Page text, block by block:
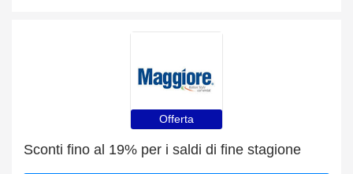
Offerta
Sconti fino al 19% per i saldi di fine stagione